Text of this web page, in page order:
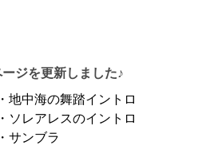
ジを更新しました♪
・地中海の舞踏イントロ
・ソレアレスのイントロ
・サンブラ